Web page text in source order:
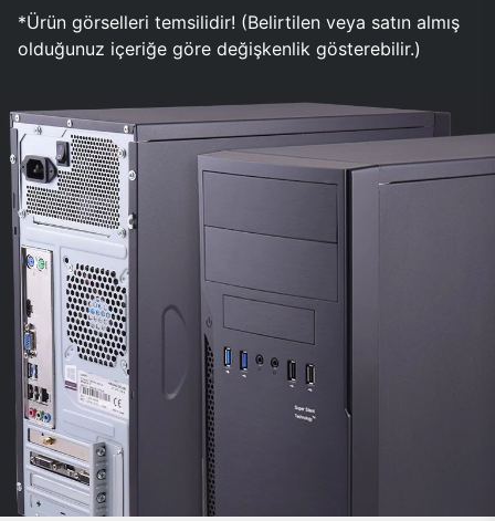
*Ürün görselleri temsilidir! (Belirtilen veya satın almış
olduğunuz içeriğe göre değişkenlik gösterebilir.)